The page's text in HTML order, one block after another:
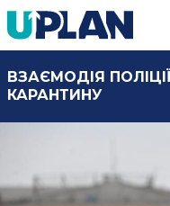
ВЗАЄМОДІЯ
КАРАНТИНУ